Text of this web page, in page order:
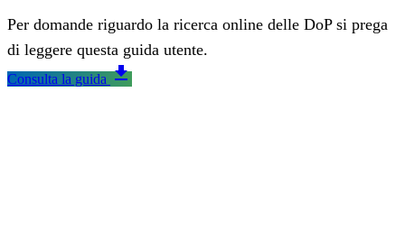
Per domande riguardo la ricerca online delle DoP si prega
di leggere questa guida utente.
Consulta la guida download